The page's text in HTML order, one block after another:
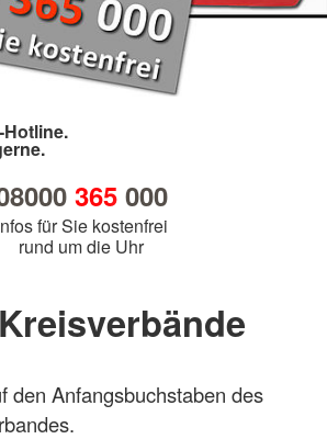
365000
für Sie kostenfrei
rund um die Uhr
den Anfangsbuchstaben des